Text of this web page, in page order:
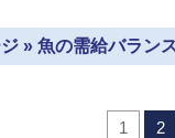
» 魚の需給バラン
1 2